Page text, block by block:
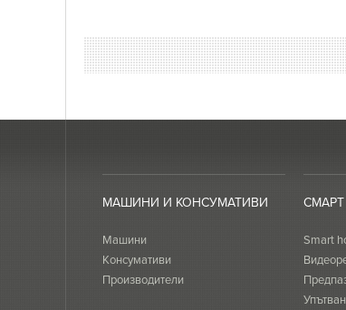
МАШИНИ И КОНСУМАТИВИ
Машини
Консумативи
Производители
Smart